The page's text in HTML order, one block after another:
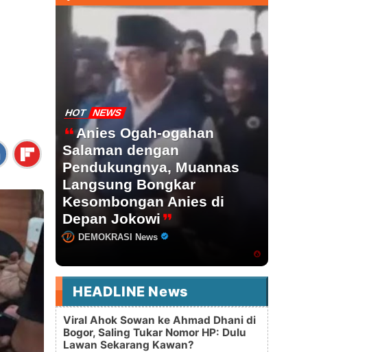
HOT NEWS
Anies Ogah-ogahan
Salaman dengan
Pendukungnya, Muannas
Langsung Bongkar
Kesombongan Anies di
Depan Jokowi
DEMOKRASI News
HEADLINE News
Viral Ahok Sowan ke Ahmad Dhani di
Bogor, Saling Tukar Nomor HP: Dulu
Lawan Sekarang Kawan?